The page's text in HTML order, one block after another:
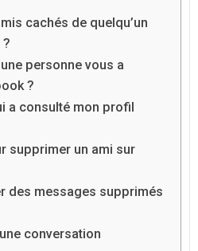
cachés de quelqu’un
personne vous a
?
a consulté mon profil
supprimer un ami sur
des messages supprimés
conversation